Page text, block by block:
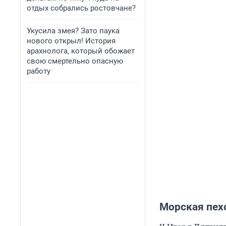
отдых собрались ростовчане?
Укусила змея? Зато паука
нового открыл! История
арахнолога, который обожает
свою смертельно опасную
работу
Морская